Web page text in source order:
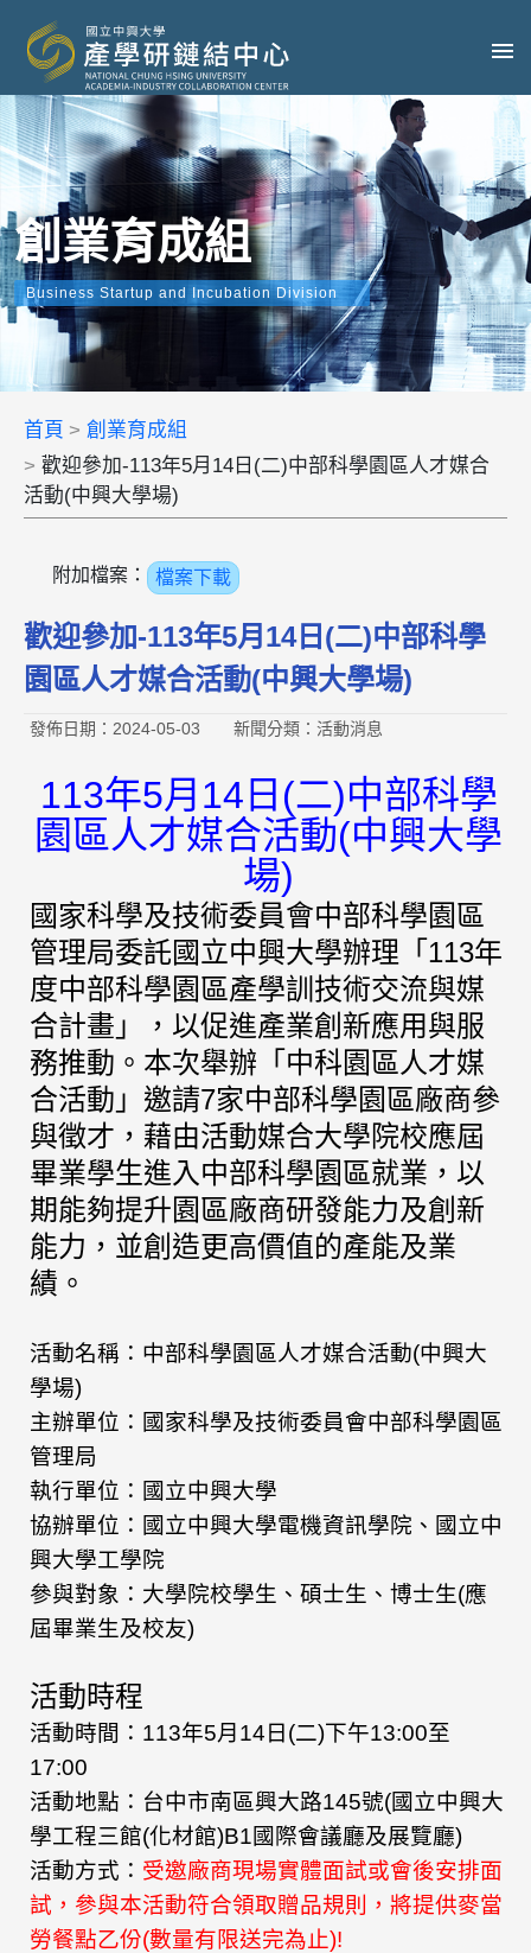
創業育成組
Business Startup and Incubation Division
首頁
創業育成組
歡迎參加-113年5月14日(二)中部科學園區人才媒合
活動(中興大學場)
附加檔案： 檔案下載
歡迎參加-113年5月14日(二)中部科學
園區人才媒合活動(中興大學場)
發佈日期：2024-05-03 新聞分類：活動消息
113年5月14日(二)中部科學
園區人才媒合活動(中興大學
場)
國家科學及技術委員會中部科學園區
管理局委託國立中興大學辦理「113年
度中部科學園區產學訓技術交流與媒
合計畫」，以促進產業創新應用與服
務推動。本次舉辦「中科園區人才媒
合活動」邀請7家中部科學園區廠商參
與徵才，藉由活動媒合大學院校應屆
畢業學生進入中部科學園區就業，以
期能夠提升園區廠商研發能力及創新
能力，並創造更高價值的產能及業
績。
活動名稱：中部科學園區人才媒合活動(中興大
學場)
主辦單位：國家科學及技術委員會中部科學園區
管理局
執行單位：國立中興大學
協辦單位：國立中興大學電機資訊學院、國立中
興大學工學院
參與對象：大學院校學生、碩士生、博士生(應
屆畢業生及校友)
活動時程
活動時間：113年5月14日(二)下午13:00至
17:00
活動地點：台中市南區興大路145號(國立中興大
學工程三館(化材館)B1國際會議廳及展覽廳)
活動方式： 受邀廠商現場實體面試或會後安排面
試，參與本活動符合領取贈品規則，將提供麥當
勞餐點乙份(數量有限送完為止)!